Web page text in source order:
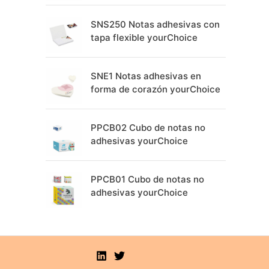
SNS250 Notas adhesivas con
tapa flexible yourChoice
SNE1 Notas adhesivas en
forma de corazón yourChoice
PPCB02 Cubo de notas no
adhesivas yourChoice
PPCB01 Cubo de notas no
adhesivas yourChoice